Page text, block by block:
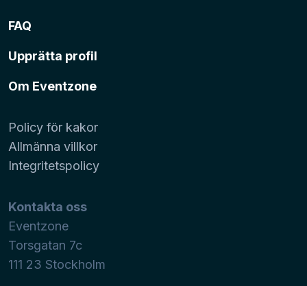
FAQ
Upprätta profil
Om Eventzone
Policy för kakor
Allmänna villkor
Integritetspolicy
Kontakta oss
Eventzone
Torsgatan 7c
111 23 Stockholm